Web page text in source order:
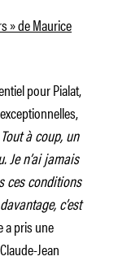
» de Maurice
pour Pialat,
à coup, un
Je n’ai jamais
ces conditions
c’est
a pris une
Jean